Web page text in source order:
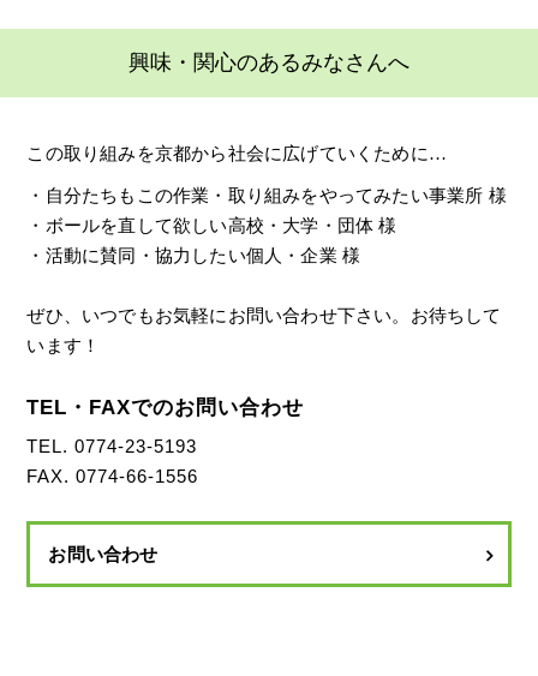
興味・関心のあるみなさんへ
この取り組みを京都から社会に広げていくために…
・自分たちもこの作業・取り組みをやってみたい事業所 様
・ボールを直して欲しい高校・大学・団体 様
・活動に賛同・協力したい個人・企業 様
ぜひ、いつでもお気軽にお問い合わせ下さい。お待ちして
います！
TEL・FAXでのお問い合わせ
TEL. 0774-23-5193
FAX. 0774-66-1556
お問い合わせ